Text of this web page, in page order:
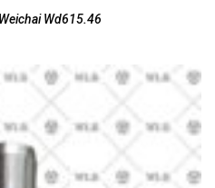
Weichai Wd615.46